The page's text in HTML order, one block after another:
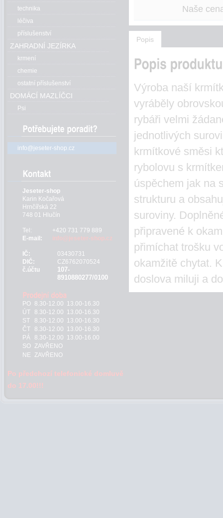
Naše
Popis
Výroba naší
vyráběly
rybáři velmi
jednotlivých
krmítkové směsi
rybolovu s
úspěchem jak na
strukturu a
suroviny.
připravené k
přimíchat trošku
okamžitě chytat.
doslova miluji a
technika
léčiva
příslušenství
ZAHRADNÍ JEZÍRKA
krmení
chemie
ostatní příslušenství
DOMÁCÍ MAZLÍČCI
Psi
info@jeseter-shop.cz
Jeseter-shop
Karin Kočařová
Hrnčířská 22
748 01 Hlučín
Tel:
+420 731 779 889
E-mail:
info@jeseter-shop.cz
IČ:
03430731
DIČ:
CZ6762070524
č.účtu
107-
8910880277/0100
PO 8.30-12.00 13.00-16.30
ÚT
8.30-12.00 13.00-16.30
ST
8.30-12.00 13.00-16.30
ČT
8.30-12.00 13.00-16.30
PÁ
8.30-12.00 13.00-16.00
SO ZAVŘENO
NE ZAVŘENO
Po předchozí telefonické domluvě
do 17.00!!!